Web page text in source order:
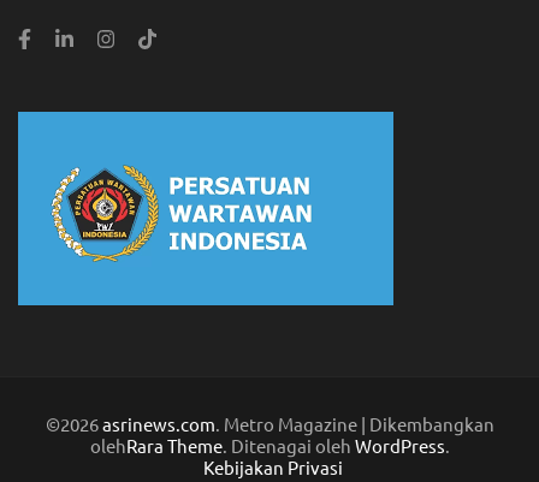
©2026asrinews.com. Metro Magazine | Dikembangkan
olehRara Theme. Ditenagai oleh WordPress.
Kebijakan Privasi